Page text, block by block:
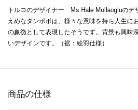
トルコのデザイナー Ms.Hale Mollaogluのデ
えめなタンポポは、様々な意味を持ち人生に
の象徴として表現したそうです。背景も興味
いデザインです。（裾：絵羽仕様）
商品の仕様